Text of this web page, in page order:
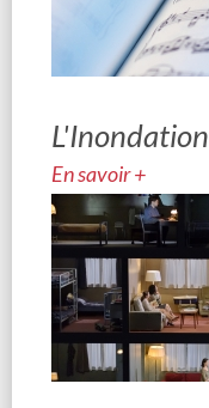
L'Inondation
En savoir +